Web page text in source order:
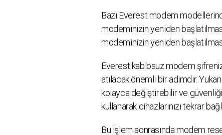
Bazı Everest modem
modeminizin yeniden
modeminizin yeniden
Everest kablosuz modem
atılacak önemli bir adımdır.
kolayca değiştirebilir ve
kullanarak cihazlarınızı tekrar
Bu işlem sonrasında modem